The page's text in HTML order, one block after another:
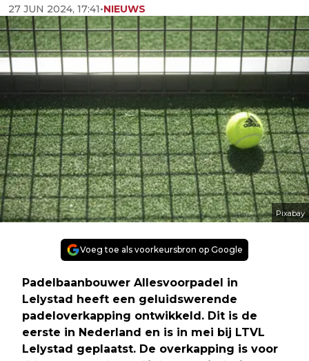
27 JUN 2024, 17:41•NIEUWS
Pixabay
Voeg toe als voorkeursbron op Google
Padelbaanbouwer Allesvoorpadel in
Lelystad heeft een geluidswerende
padeloverkapping ontwikkeld. Dit is de
eerste in Nederland en is in mei bij LTVL
Lelystad geplaatst. De overkapping is voor